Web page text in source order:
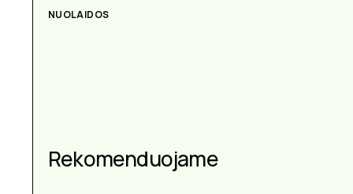
NUOLAIDOS
Rekomenduojame